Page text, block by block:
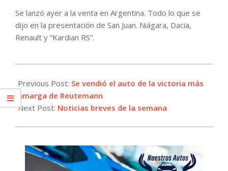
Se lanzó ayer a la venta en Argentina. Todo lo que se
dijo en la presentación de San Juan. Niágara, Dacia,
Renault y “Kardian RS”.
08-
16
Previous Post: Se vendió el auto de la victoria más
amarga de Reutemann
Next Post: Noticias breves de la semana